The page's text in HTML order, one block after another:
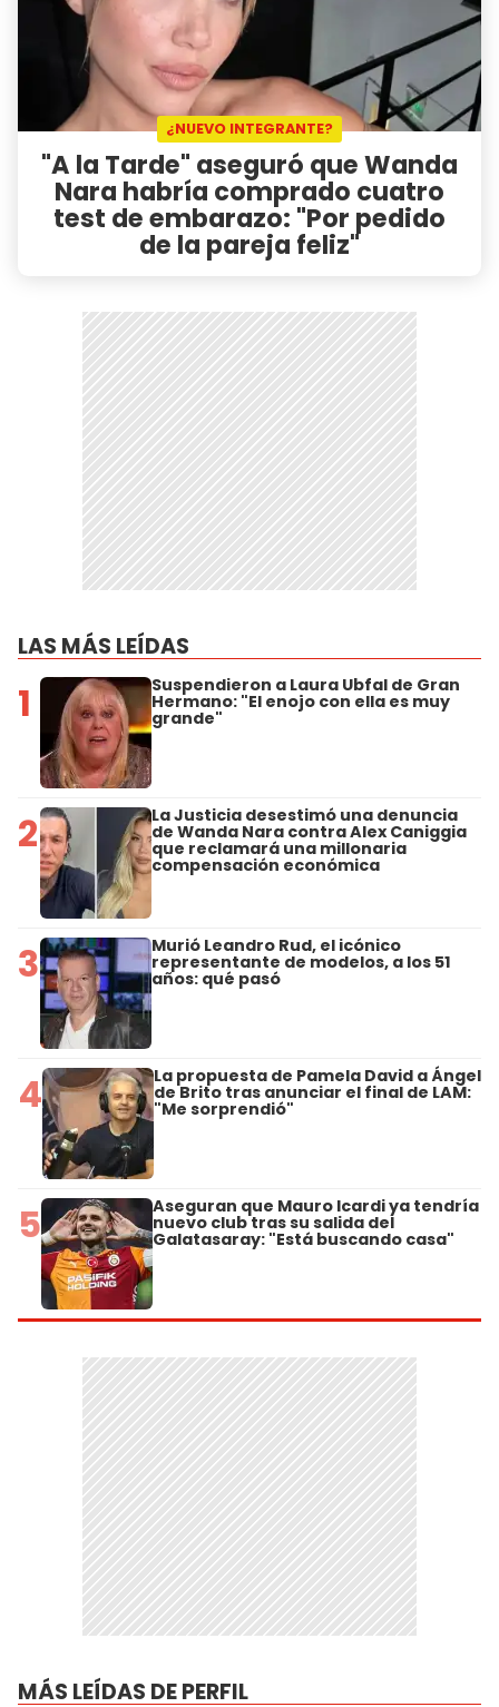
¿NUEVO INTEGRANTE?
"A la Tarde" aseguró que Wanda
Nara habría comprado cuatro
test de embarazo: "Por pedido
de la pareja feliz"
LAS MÁS LEÍDAS
1 Suspendieron a Laura Ubfal de Gran
Hermano: "El enojo con ella es muy
grande"
2 La Justicia desestimó una denuncia
de Wanda Nara contra Alex Caniggia
que reclamará una millonaria
compensación económica
3 Murió Leandro Rud, el icónico
representante de modelos, a los 51
años: qué pasó
4 La propuesta de Pamela David a Ángel
de Brito tras anunciar el final de LAM:
"Me sorprendió"
5 Aseguran que Mauro Icardi ya tendría
nuevo club tras su salida del
Galatasaray: "Está buscando casa"
MÁS LEÍDAS DE PERFIL